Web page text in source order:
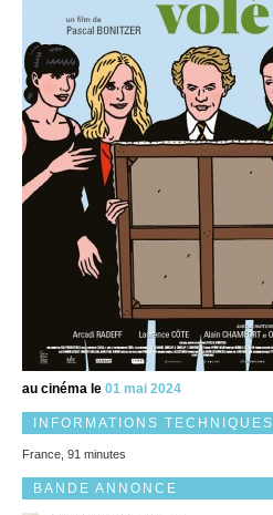
au cinéma le 01 mai 2024
INFORMATIONS TECHNIQUES
France, 91 minutes
BANDE ANNONCE